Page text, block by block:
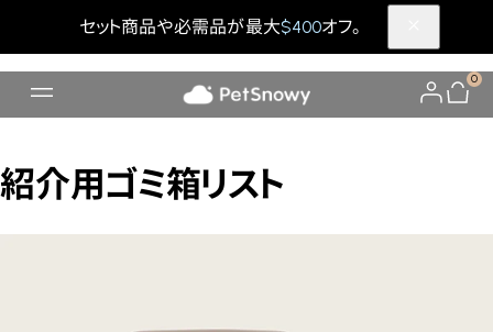
セット商品や必需品が最大$400オフ。
0
紹介用ゴミ箱リスト